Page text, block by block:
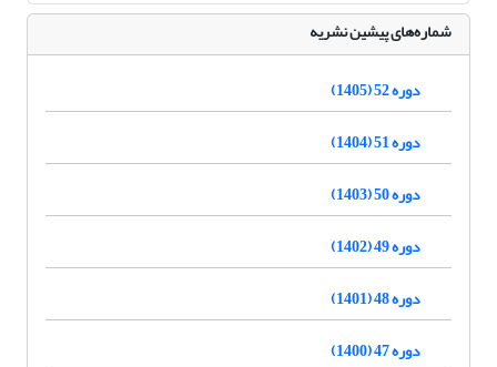
شماره‌های پیشین نشریه
دوره 52 (1405)
دوره 51 (1404)
دوره 50 (1403)
دوره 49 (1402)
دوره 48 (1401)
دوره 47 (1400)